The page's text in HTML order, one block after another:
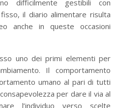
difficilmente gestibili con
fisso, il diario alimentare risulta
anche in queste occasioni
uno dei primi elementi per
Il comportamento
umano al pari di tutti
per dare il via al
l’individuo verso scelte